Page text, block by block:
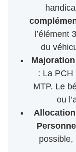
l’élément
du
: La PCH
MTP. Le
ou
possible,